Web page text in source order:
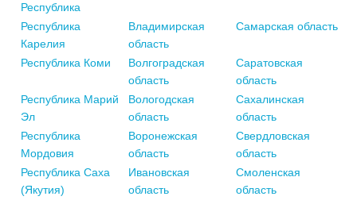
Республика
Республика
Карелия
Владимирская
область
Самарская область
Республика Коми
Волгоградская
область
Саратовская
область
Республика Марий
Эл
Вологодская
область
Сахалинская
область
Республика
Мордовия
Воронежская
область
Свердловская
область
Республика Саха
(Якутия)
Ивановская
область
Смоленская
область